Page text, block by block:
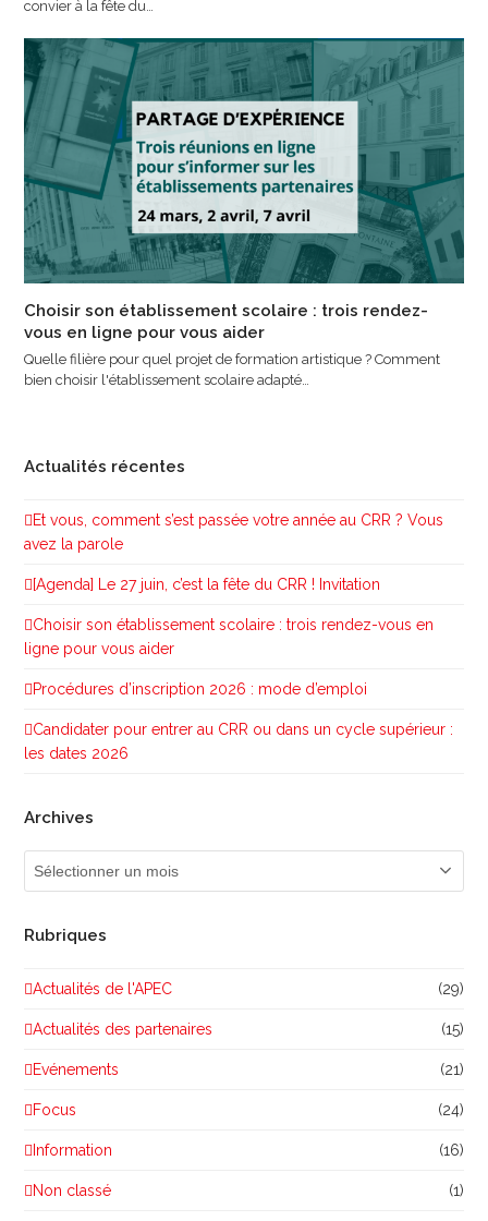
convier à la fête du…
Choisir son établissement scolaire : trois rendez-
vous en ligne pour vous aider
Quelle filière pour quel projet de formation artistique ? Comment
bien choisir l'établissement scolaire adapté…
Actualités récentes
Et vous, comment s’est passée votre année au CRR ? Vous
avez la parole
[Agenda] Le 27 juin, c’est la fête du CRR ! Invitation
Choisir son établissement scolaire : trois rendez-vous en
ligne pour vous aider
Procédures d’inscription 2026 : mode d’emploi
Candidater pour entrer au CRR ou dans un cycle supérieur :
les dates 2026
Archives
Archives
Rubriques
Actualités de l'APEC (29)
Actualités des partenaires (15)
Evénements (21)
Focus (24)
Information (16)
Non classé (1)